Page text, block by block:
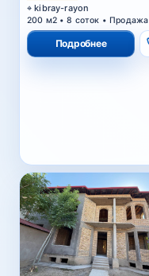
kibray-rayon
200 м2 • 8 соток • Продажа
Подробнее